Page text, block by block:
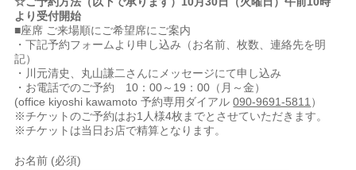
より受付開始
■座席 ご来場順にご希望席にご案内
・下記予約フォームより申し込み（お名前、枚数、連絡先を明
記）
・川元清史、丸山謙二さんにメッセージにて申し込み
・お電話でのご予約 10：00～19：00（月～金）
(office kiyoshi kawamoto 予約専用ダイアル090-9691-5811）
※チケットのご予約はお1人様4枚までとさせていただきます。
※チケットは当日お店で精算となります。
お名前 (必須)